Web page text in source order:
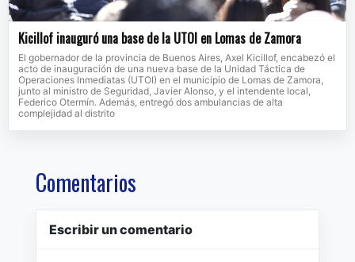
Kicillof inauguró una base de la UTOI en Lomas de Zamora
El gobernador de la provincia de Buenos Aires, Axel Kicillof, encabezó el
acto de inauguración de una nueva base de la Unidad Táctica de
Operaciones Inmediatas (UTOI) en el municipio de Lomas de Zamora,
junto al ministro de Seguridad, Javier Alonso, y el intendente local,
Federico Otermín. Además, entregó dos ambulancias de alta
complejidad al distrito
Comentarios
Escribir un comentario